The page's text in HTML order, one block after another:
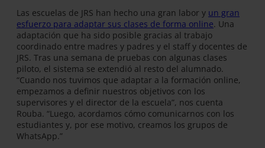
Las escuelas de JRS han hecho una gran labor y un gran
esfuerzo para adaptar sus clases de forma online. Una
adaptación que ha sido posible gracias al trabajo
coordinado entre madres y padres y el staff y docentes de
JRS. Tras una semana de pruebas con algunas clases
piloto, el sistema se extendió al resto del alumnado.
“Cuando nos tuvimos que adaptar a la formación online,
empezamos a definir nuestros objetivos con los
supervisores y el director de la escuela”, nos cuenta
Rouba. “Luego, acordamos cómo comunicarnos con los
estudiantes y, por ese motivo, creamos los grupos de
WhatsApp.”